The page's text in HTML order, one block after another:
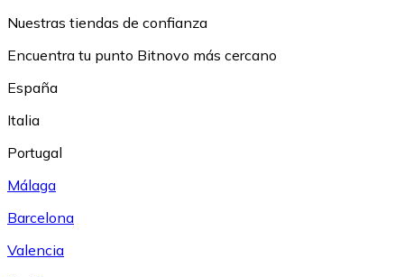
Nuestras tiendas de confianza
Encuentra tu punto Bitnovo más cercano
España
Italia
Portugal
Málaga
Barcelona
Valencia